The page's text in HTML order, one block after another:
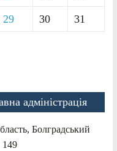
29 30 31
адміністрація
Болградський